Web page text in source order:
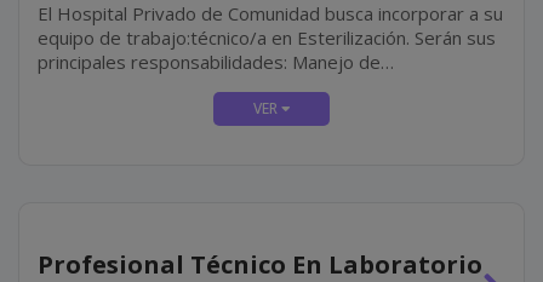
El Hospital Privado de Comunidad busca incorporar a su
equipo de trabajo:técnico/a en Esterilización. Serán sus
principales responsabilidades: Manejo de
esterilizadoras Statim **** y ****, realizando las
esterilizaciones necesarias durante la jornada y el
Profesional Técnico En Laboratorio